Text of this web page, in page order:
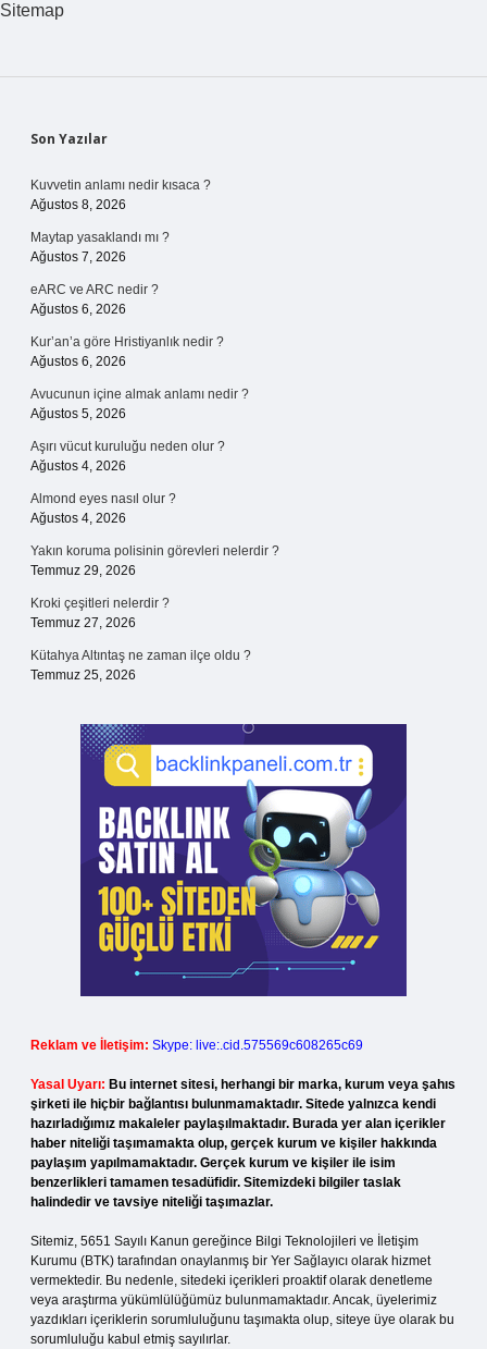
Sitemap
Sidebar
Son Yazılar
Kuvvetin anlamı nedir kısaca ?
Ağustos 8, 2026
Maytap yasaklandı mı ?
Ağustos 7, 2026
eARC ve ARC nedir ?
Ağustos 6, 2026
Kur’an’a göre Hristiyanlık nedir ?
Ağustos 6, 2026
Avucunun içine almak anlamı nedir ?
Ağustos 5, 2026
Aşırı vücut kuruluğu neden olur ?
Ağustos 4, 2026
Almond eyes nasıl olur ?
Ağustos 4, 2026
Yakın koruma polisinin görevleri nelerdir ?
Temmuz 29, 2026
Kroki çeşitleri nelerdir ?
Temmuz 27, 2026
Kütahya Altıntaş ne zaman ilçe oldu ?
Temmuz 25, 2026
Reklam ve İletişim: Skype: live:.cid.575569c608265c69
Yasal Uyarı: Bu internet sitesi, herhangi bir marka, kurum veya şahıs
şirketi ile hiçbir bağlantısı bulunmamaktadır. Sitede yalnızca kendi
hazırladığımız makaleler paylaşılmaktadır. Burada yer alan içerikler
haber niteliği taşımamakta olup, gerçek kurum ve kişiler hakkında
paylaşım yapılmamaktadır. Gerçek kurum ve kişiler ile isim
benzerlikleri tamamen tesadüfidir. Sitemizdeki bilgiler taslak
halindedir ve tavsiye niteliği taşımazlar.
Sitemiz, 5651 Sayılı Kanun gereğince Bilgi Teknolojileri ve İletişim
Kurumu (BTK) tarafından onaylanmış bir Yer Sağlayıcı olarak hizmet
vermektedir. Bu nedenle, sitedeki içerikleri proaktif olarak denetleme
veya araştırma yükümlülüğümüz bulunmamaktadır. Ancak, üyelerimiz
yazdıkları içeriklerin sorumluluğunu taşımakta olup, siteye üye olarak bu
sorumluluğu kabul etmiş sayılırlar.